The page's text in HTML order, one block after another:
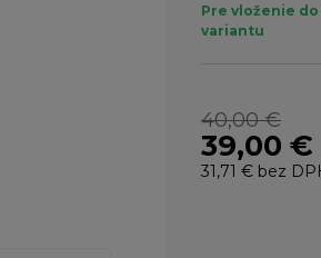
Pre vloženie
variantu
40,00 €
39,00 €
31,71 € bez